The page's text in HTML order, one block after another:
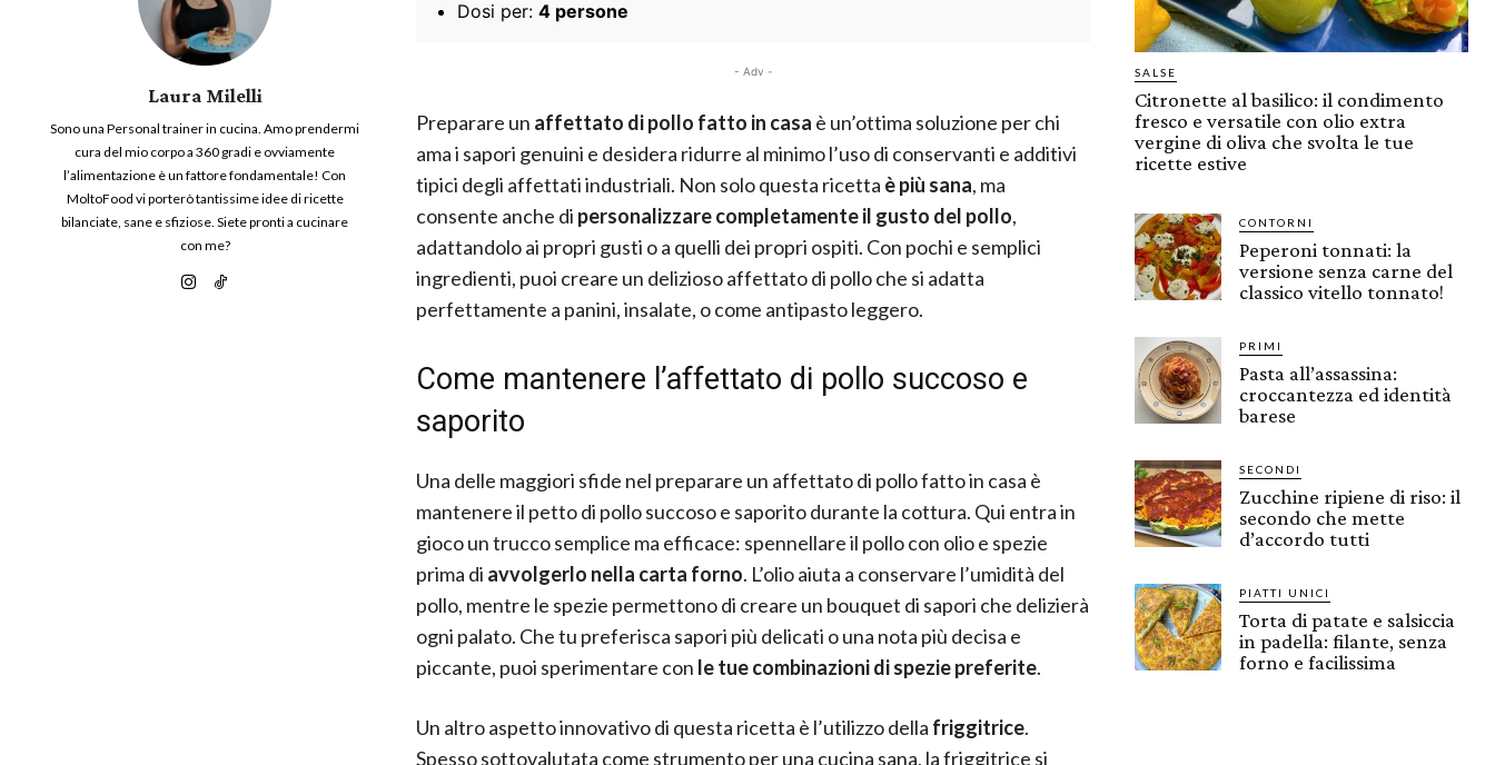
Laura Milelli
Sono una Personal trainer in cucina. Amo prendermi
cura del mio corpo a 360 gradi e ovviamente
l’alimentazione è un fattore fondamentale! Con
MoltoFood vi porterò tantissime idee di ricette
bilanciate, sane e sfiziose. Siete pronti a cucinare
con me?
Dosi per: 4 persone
- Adv -
Preparare un affettato di pollo fatto in casa è un’ottima soluzione per chi
ama i sapori genuini e desidera ridurre al minimo l’uso di conservanti e additivi
tipici degli affettati industriali. Non solo questa ricetta è più sana, ma
consente anche di personalizzare completamente il gusto del pollo,
adattandolo ai propri gusti o a quelli dei propri ospiti. Con pochi e semplici
ingredienti, puoi creare un delizioso affettato di pollo che si adatta
perfettamente a panini, insalate, o come antipasto leggero.
Come mantenere l’affettato di pollo succoso e
saporito
Una delle maggiori sfide nel preparare un affettato di pollo fatto in casa è
mantenere il petto di pollo succoso e saporito durante la cottura. Qui entra in
gioco un trucco semplice ma efficace: spennellare il pollo con olio e spezie
prima di avvolgerlo nella carta forno. L’olio aiuta a conservare l’umidità del
pollo, mentre le spezie permettono di creare un bouquet di sapori che delizierà
ogni palato. Che tu preferisca sapori più delicati o una nota più decisa e
piccante, puoi sperimentare con le tue combinazioni di spezie preferite.
Un altro aspetto innovativo di questa ricetta è l’utilizzo della friggitrice.
Spesso sottovalutata come strumento per una cucina sana, la friggitrice si
SALSE
Citronette al basilico: il condimento
fresco e versatile con olio extra
vergine di oliva che svolta le tue
ricette estive
CONTORNI
Peperoni tonnati: la
versione senza carne del
classico vitello tonnato!
PRIMI
Pasta all’assassina:
croccantezza ed identità
barese
SECONDI
Zucchine ripiene di riso: il
secondo che mette
d’accordo tutti
PIATTI UNICI
Torta di patate e salsiccia
in padella: filante, senza
forno e facilissima